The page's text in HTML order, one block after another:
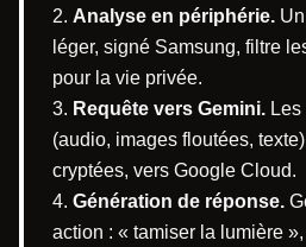
Analyse en périphérie.
léger, signé Samsung, filtre
pour la vie privée.
Requête vers Gemini.
(audio, images floutées,
cryptées, vers Google Cloud.
Génération de réponse.
action : « tamiser la lumière